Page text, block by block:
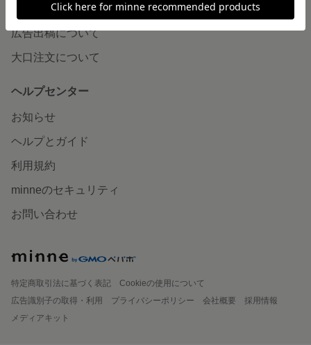
企業の方へ
広告出稿について
大口注文について
ヘルプセンター
お知らせ
ヘルプとガイド
利用規約
minneのセキュリティ
お問い合わせ
特定商取引法に基づく表記
Cookieの使用について
広告識別子の取得・利用
プライバシーポリシー 会社概要
採用情報
メディアキット